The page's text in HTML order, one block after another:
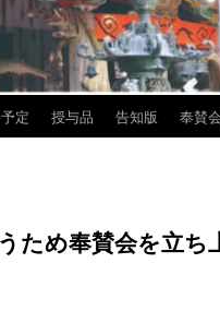
定 授与品 告知版 奉賛
ため奉賛会を立ち